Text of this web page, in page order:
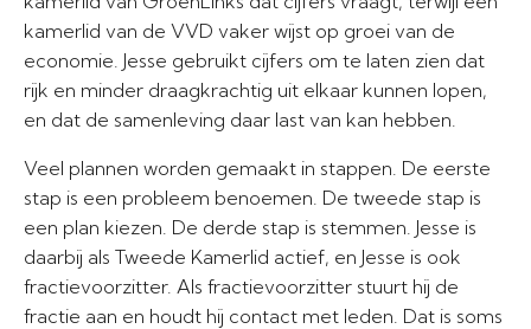
kamerlid van de VVD vaker wijst op groei van de
economie. Jesse gebruikt cijfers om te laten zien dat
rijk en minder draagkrachtig uit elkaar kunnen lopen,
en dat de samenleving daar last van kan hebben.
Veel plannen worden gemaakt in stappen. De eerste
stap is een probleem benoemen. De tweede stap is
een plan kiezen. De derde stap is stemmen. Jesse is
daarbij als Tweede Kamerlid actief, en Jesse is ook
fractievoorzitter. Als fractievoorzitter stuurt hij de
fractie aan en houdt hij contact met leden. Dat is soms